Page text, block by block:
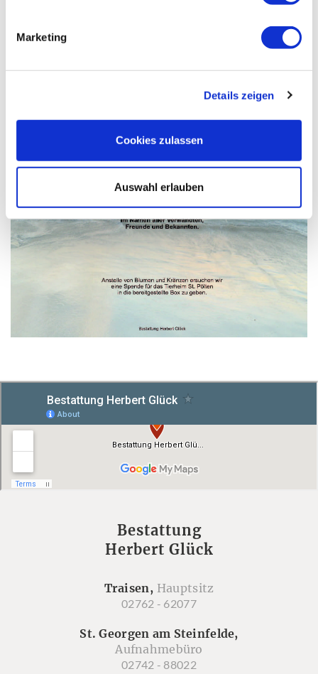
Marketing
Details zeigen
Cookies zulassen
Auswahl erlauben
Bestattung
Herbert Glück
Traisen, Hauptsitz
02762 - 62077
St. Georgen am Steinfelde,
Aufnahmebüro
02742 - 88022